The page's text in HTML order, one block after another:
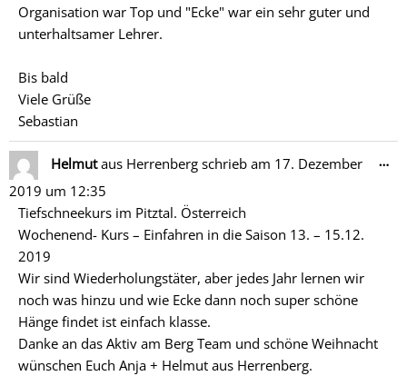
Organisation war Top und "Ecke" war ein sehr guter und
unterhaltsamer Lehrer.
Bis bald
Viele Grüße
Sebastian
Helmutaus Herrenberg schrieb am 17. Dezember
2019 um 12:35
Tiefschneekurs im Pitztal. Österreich
Wochenend- Kurs – Einfahren in die Saison 13. – 15.12.
2019
Wir sind Wiederholungstäter, aber jedes Jahr lernen wir
noch was hinzu und wie Ecke dann noch super schöne
Hänge findet ist einfach klasse.
Danke an das Aktiv am Berg Team und schöne Weihnacht
wünschen Euch Anja + Helmut aus Herrenberg.
…